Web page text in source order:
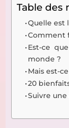
Table des
Quelle est
Comment
Est-ce
monde ?
Mais est-
20
Suivre